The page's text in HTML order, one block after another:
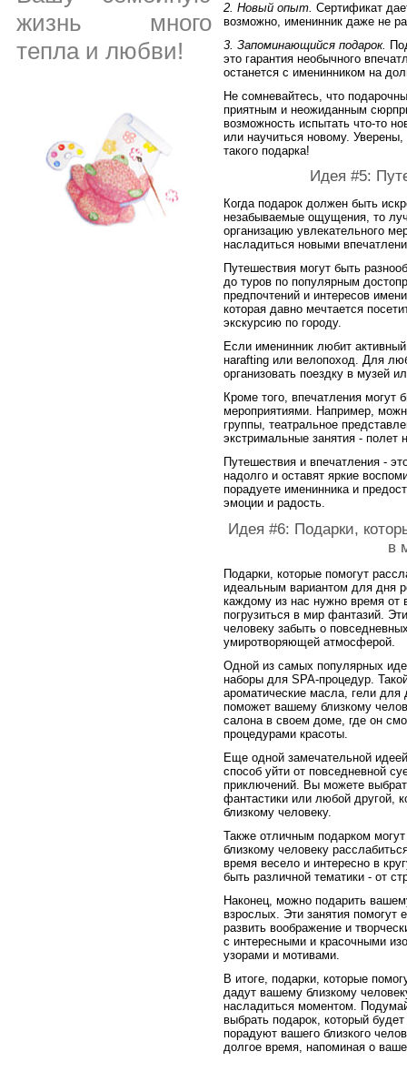
жизнь много
тепла и любви!
2. Новый опыт. Сертификат
возможно, именинник даже не
3. Запоминающийся подарок.
это гарантия необычного
останется с именинником на
Не сомневайтесь, что
приятным и неожиданным
возможность испытать что-то
или научиться новому. Уверены,
такого подарка!
Идея #5:
Когда подарок должен быть
незабываемые ощущения, то
организацию увлекательного
насладиться новыми
Путешествия могут быть
до туров по популярным
предпочтений и интересов
которая давно мечтается
экскурсию по городу.
Если именинник любит
наrafting или велопоход. Для
организовать поездку в музей
Кроме того, впечатления
мероприятиями. Например,
группы, театральное
экстримальные занятия - полет
Путешествия и впечатления -
надолго и оставят яркие
порадуете именинника и
эмоции и радость.
Идея #6: Подарки,
в
Подарки, которые помогут
идеальным вариантом для дня
каждому из нас нужно время от
погрузиться в мир фантазий.
человеку забыть о
умиротворяющей атмосферой.
Одной из самых популярных
наборы для SPA-процедур.
ароматические масла, гели
поможет вашему близкому
салона в своем доме, где он
процедурами красоты.
Еще одной замечательной
способ уйти от повседневной
приключений. Вы можете
фантастики или любой другой,
близкому человеку.
Также отличным подарком
близкому человеку
время весело и интересно в
быть различной тематики - от
Наконец, можно подарить
взрослых. Эти занятия помогут
развить воображение и
с интересными и красочными
узорами и мотивами.
В итоге, подарки, которые
дадут вашему близкому
насладиться моментом.
выбрать подарок, который
порадуют вашего близкого
долгое время, напоминая о